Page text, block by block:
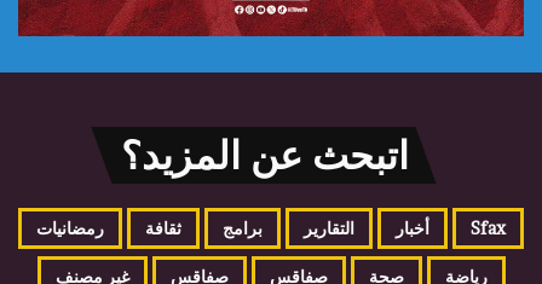
اتبحث عن المزيد؟
Sfax أخبار التقارير برامج ثقافة رمضانيات
رياضة صحة صفاقس صفاقس غير مصنف